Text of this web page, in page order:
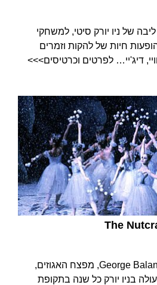
של ניו יורק סיטי, למשחקי
חיות של להקות וזמרים
דיג'יי… לפרטים וכרטיסים>>>
George Balanchine's The Nutcracker, מפצח האגוזים,
בניו יורק כל שנה בתקופת